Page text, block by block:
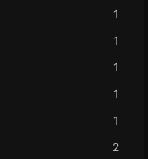
1
1
1
1
1
2